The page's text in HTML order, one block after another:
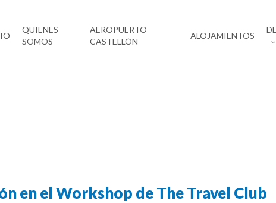
QUIENES
SOMOS
AEROPUERTO
CASTELLÓN
ALOJAMIENTOS
en el Workshop de The Travel Club